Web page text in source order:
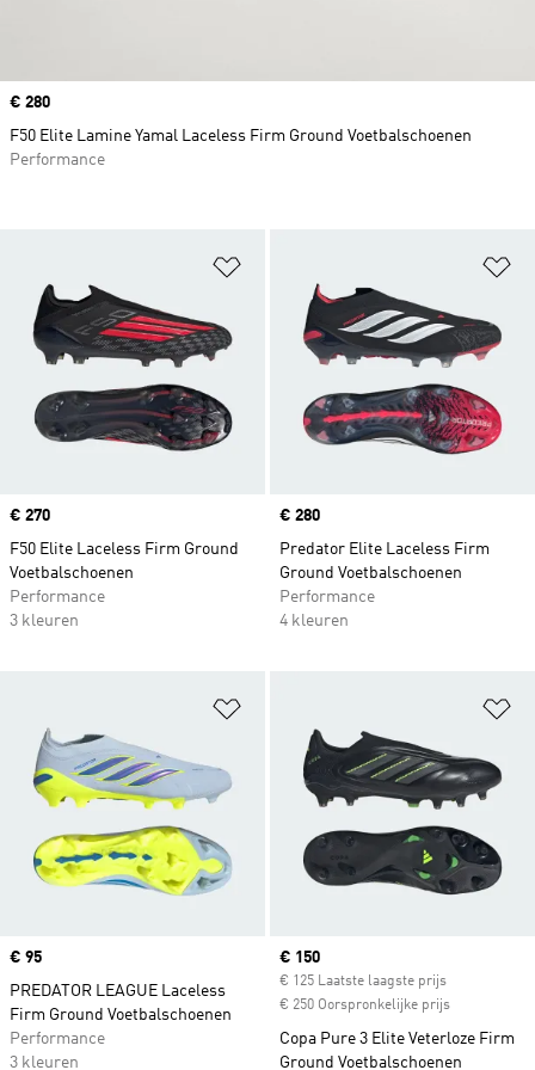
Price
€ 270
F50 Elite Laceless Firm Ground
Voetbalschoenen
Performance
3 kleuren
Price
€ 280
Predator Elite Laceless Firm
Ground Voetbalschoenen
Performance
4 kleuren
Price
€ 95
PREDATOR LEAGUE Laceless
Firm Ground Voetbalschoenen
Performance
3 kleuren
Current price
€ 150
€ 125 Laatste laagste prijs
€ 250 Oorspronkelijke prijs
Copa Pure 3 Elite Veterloze Firm
Ground Voetbalschoenen
Price
€ 280
F50 Elite Lamine Yamal Laceless Firm Ground Voetbalschoenen
Performance